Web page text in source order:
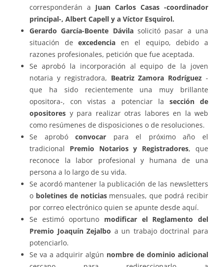
corresponderán a Juan Carlos Casas -coordinador
principal-, Albert Capell y a Víctor Esquirol.
Gerardo García-Boente Dávilasolicitó pasar a una
situación deexcedencia en el equipo, debido a
razones profesionales, petición que fue aceptada.
Se aprobó la incorporación al equipo de la joven
notaria y registradora, Beatriz Zamora Rodríguez -
que ha sido recientemente una muy brillante
opositora-, con vistas a potenciar la sección de
opositores y para realizar otras labores en la web
como resúmenes de disposiciones o de resoluciones.
Se aprobóconvocar para el próximo año el
tradicional Premio Notarios y Registradores, que
reconoce la labor profesional y humana de una
persona a lo largo de su vida.
Se acordó mantener la publicación de las newsletters
o boletines de noticiasmensuales, que podrá recibir
por correo electrónico quien se apunte desde aquí.
Se estimó oportuno modificar el Reglamento del
Premio Joaquín Zejalbo a un trabajo doctrinal para
potenciarlo.
Se va a adquirir algún nombre de dominio adicional